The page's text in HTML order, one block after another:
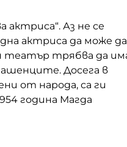
актриса“. Аз не се
актриса да може да
театър трябва да
Досега в
от народа, са ги
година Магда